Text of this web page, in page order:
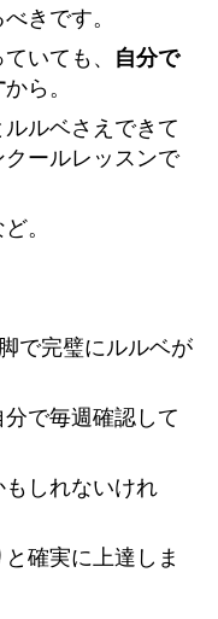
きです。
いても、 自分で
から。
ルベさえできて
ールレッスンで
。
で完璧にルルベが
で毎週確認して
しれないけれ
確実に上達しま